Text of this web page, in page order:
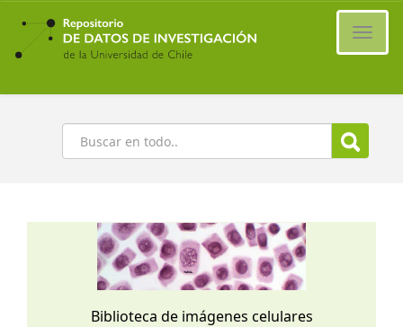
Ir
contenido
principal
Buscar
Biblioteca de imágenes celulares